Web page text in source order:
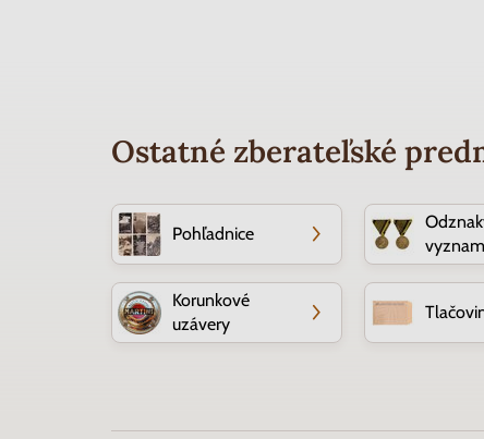
Ostatné zberateľské
Pohľadnice
Korunkové
uzávery